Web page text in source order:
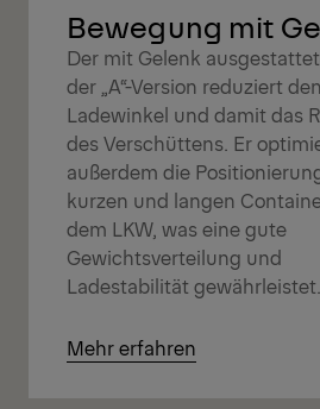
Bewegung mit
Der mit Gelenk
der „A“-Version reduziert den
Ladewinkel und damit das
des Verschüttens. Er
außerdem die
kurzen und langen
dem LKW, was eine gute
Gewichtsverteilung und
Ladestabilität gewährleistet.
Mehr erfahren